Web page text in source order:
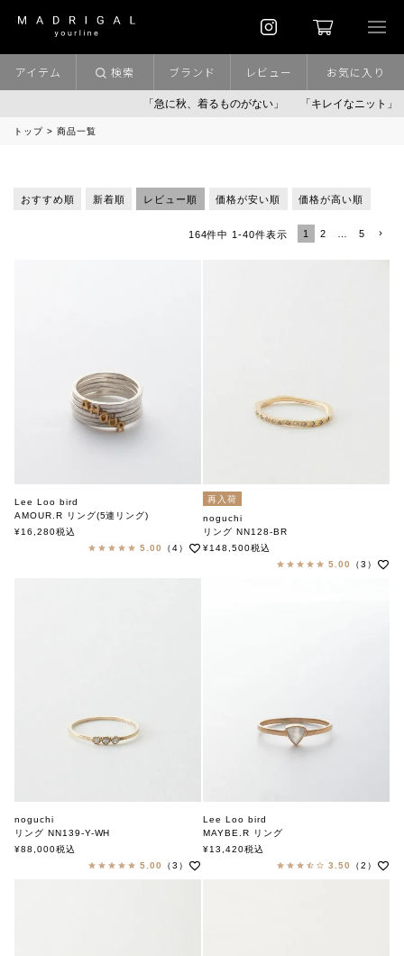
「急に秋、着るものがない」 「キレイなニット」 ポイ
アイテム 検索 ブランド レビュー お気に入り
トップ 商品一覧
おすすめ順 新着順 レビュー順 価格が安い順 価格が高い順
164件中 1-40件表示 1 2 5
Lee Loo bird
AMOUR.R リング(5連リング)
リーローバード
¥16,280税込
5.00
（4）
再入荷
noguchi
リング NN128-BR
ノグチ
¥148,500税込
5.00
（3）
noguchi
リング NN139-Y-WH
ノグチ
¥88,000税込
5.00
（3）
Lee Loo bird
MAYBE.R リング
リーローバード
¥13,420税込
3.50
（2）